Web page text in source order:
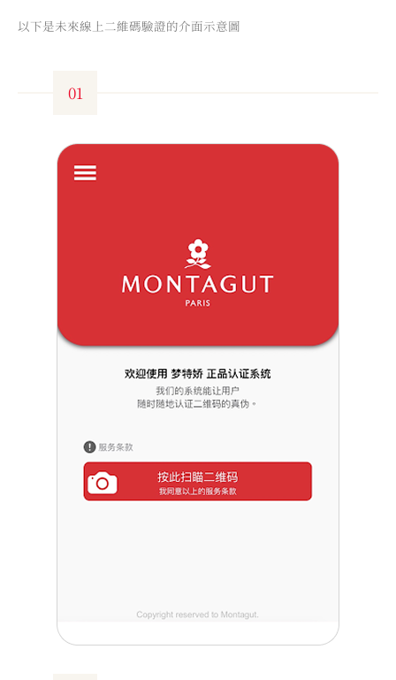
以下是未來線上二維碼驗證的介面示意圖
01